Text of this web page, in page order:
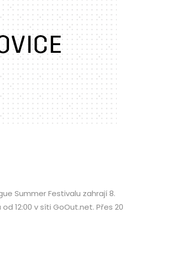
Summer Festivalu zahrají 8.
12:00 v síti GoOut.net. Přes 20